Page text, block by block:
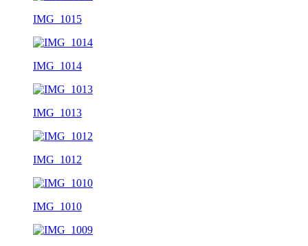
IMG_1015
IMG_1014
IMG_1013
IMG_1012
IMG_1010